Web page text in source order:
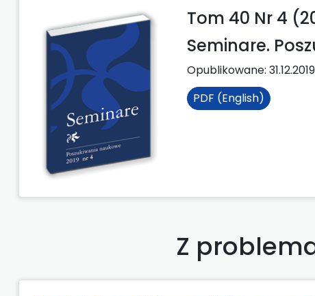
Tom 40 Nr 4
Seminare.
Opublikowane: 31.12.2019
PDF (English)
Z